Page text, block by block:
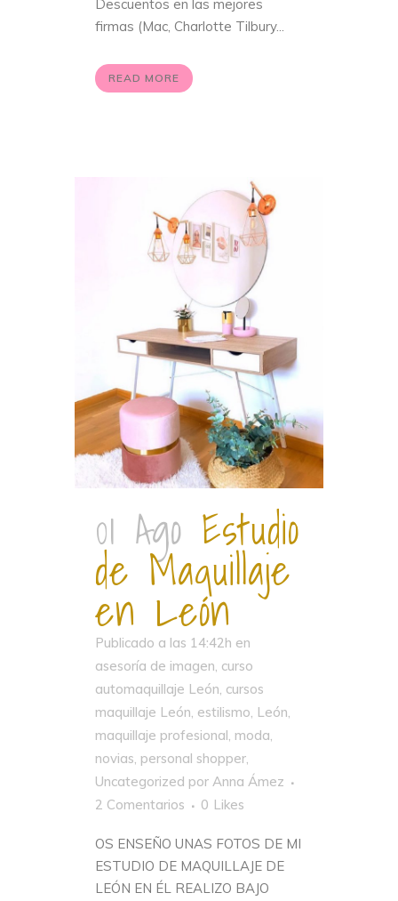
Descuentos en las mejores
firmas (Mac, Charlotte Tilbury...
READ MORE
01 Ago Estudio
de Maquillaje
en León
Publicado a las 14:42h en
asesoría de imagen, curso
automaquillaje León, cursos
maquillaje León, estilismo, León,
maquillaje profesional, moda,
novias, personal shopper,
Uncategorized por Anna Ámez
2 Comentarios
0 Likes
OS ENSEÑO UNAS FOTOS DE MI
ESTUDIO DE MAQUILLAJE DE
LEÓN EN ÉL REALIZO BAJO